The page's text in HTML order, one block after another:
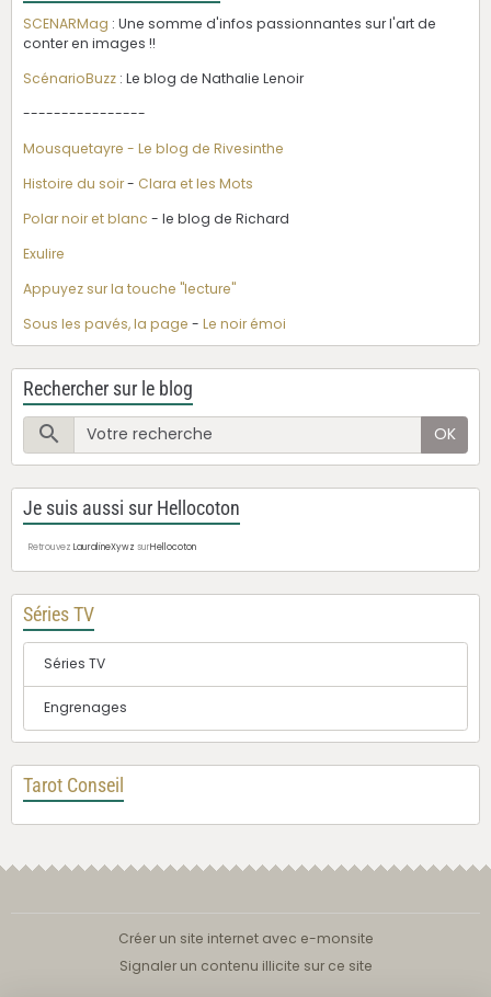
SCENARMag : Une somme d'infos passionnantes sur l'art de
conter en images !!
ScénarioBuzz : Le blog de Nathalie Lenoir
----------------
Mousquetayre - Le blog de Rivesinthe
Histoire du soir- Clara et les Mots
Polar noir et blanc - le blog de Richard
Exulire
Appuyez sur la touche "lecture"
Sous les pavés, la page - Le noir émoi
Rechercher sur le blog
OK
Je suis aussi sur Hellocoton
Retrouvez LauralineXywz surHellocoton
Séries TV
Séries TV
Engrenages
Tarot Conseil
Créer un site internet avec e-monsite
Signaler un contenu illicite sur ce site